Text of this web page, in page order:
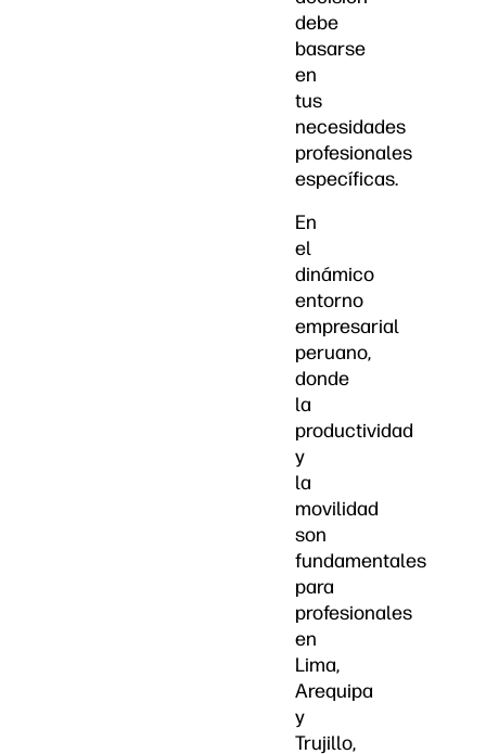
debe
basarse
en
tus
necesidades
profesionales
específicas.
En
el
dinámico
entorno
empresarial
peruano,
donde
la
productividad
y
la
movilidad
son
fundamentales
para
profesionales
en
Lima,
Arequipa
y
Trujillo,